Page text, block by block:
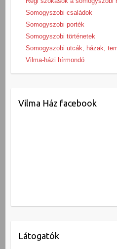
Somogyszobi családok
Somogyszobi porték
Somogyszobi történetek
Somogyszobi utcák, házak,
Vilma-házi hírmondó
Vilma Ház facebook
Látogatók